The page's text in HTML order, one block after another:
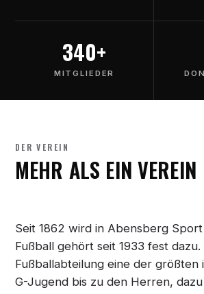
340+
MITGLIEDER
DER VEREIN
MEHR ALS EIN VEREIN
Seit 1862 wird in Abensberg
Fußball gehört seit 1933 fest
Fußballabteilung eine der größten
G-Jugend bis zu den Herren, dazu